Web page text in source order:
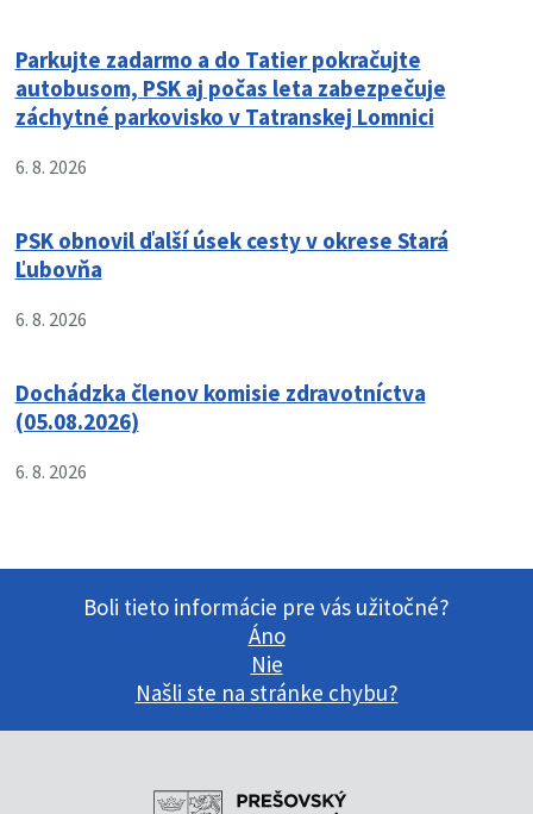
Parkujte zadarmo a do Tatier pokračujte
autobusom, PSK aj počas leta zabezpečuje
záchytné parkovisko v Tatranskej Lomnici
6. 8. 2026
PSK obnovil ďalší úsek cesty v okrese Stará
Ľubovňa
6. 8. 2026
Dochádzka členov komisie zdravotníctva
(05.08.2026)
6. 8. 2026
Boli tieto informácie pre vás užitočné?
Áno
Nie
Našli ste na stránke chybu?